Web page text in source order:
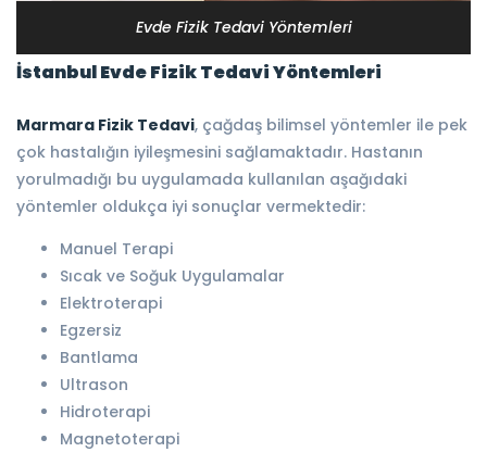
Evde Fizik Tedavi Yöntemleri
İstanbul Evde Fizik Tedavi Yöntemleri
Marmara Fizik Tedavi, çağdaş bilimsel yöntemler ile pek
çok hastalığın iyileşmesini sağlamaktadır. Hastanın
yorulmadığı bu uygulamada kullanılan aşağıdaki
yöntemler oldukça iyi sonuçlar vermektedir:
Manuel Terapi
Sıcak ve Soğuk Uygulamalar
Elektroterapi
Egzersiz
Bantlama
Ultrason
Hidroterapi
Magnetoterapi